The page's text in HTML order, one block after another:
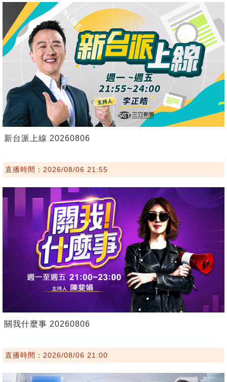
新台派上線 20260806
直播時間：2026/08/06 21:55
關我什麼事 20260806
直播時間：2026/08/06 21:00